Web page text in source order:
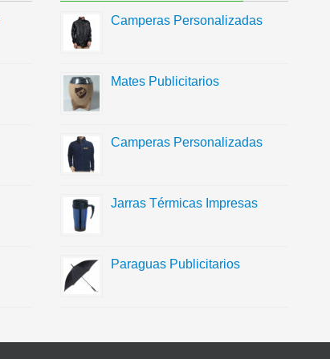
Camperas Personalizadas
Mates Publicitarios
Camperas Personalizadas
Jarras Térmicas Impresas
Paraguas Publicitarios